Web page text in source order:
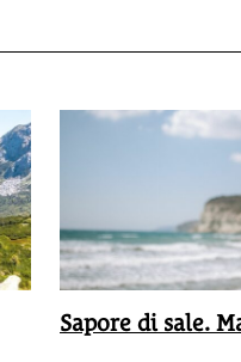
Sapore di sale.